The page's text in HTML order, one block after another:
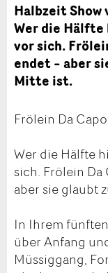
Halbzeit Show
Wer die
vor sich.
endet – aber
Mitte ist.
Frölein Da
Wer die Hälfte
sich. Frölein Da
aber sie glaubt
In Ihrem
über Anfang
Müssiggang,